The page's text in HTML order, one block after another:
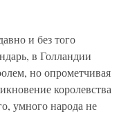
и без того
в Голландии
но опрометчивая
королевства
умного народа не